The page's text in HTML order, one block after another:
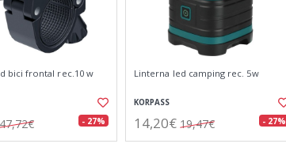
bici frontal rec.10 w
47,72€ - 27%
Linterna led camping rec. 5w
KORPASS
14,20€ 19,47€ - 27%